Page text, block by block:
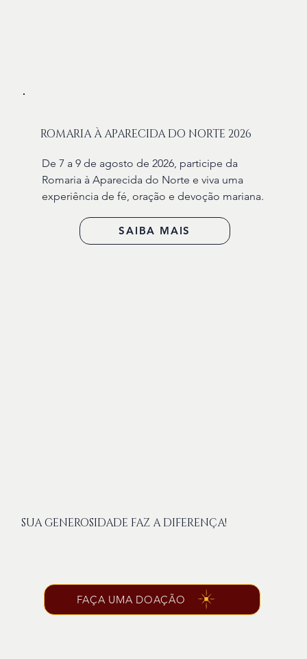
ROMARIA À APARECIDA DO NORTE 2026
De 7 a 9 de agosto de 2026, participe da
Romaria à Aparecida do Norte e viva uma
experiência de fé, oração e devoção mariana.
SAIBA MAIS
SUA GENEROSIDADE FAZ A DIFERENÇA!
FAÇA UMA DOAÇÃO